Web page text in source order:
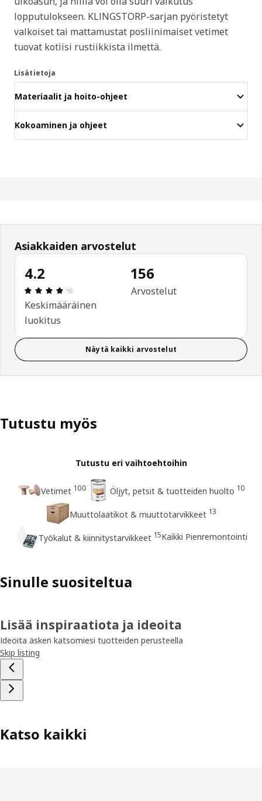
lopputulokseen. KLINGSTORP-sarjan pyöristetyt
valkoiset tai mattamustat posliinimaiset vetimet
tuovat kotiisi rustiikkista ilmettä.
Lisätietoja
Materiaalit ja hoito-ohjeet
Kokoaminen ja ohjeet
Asiakkaiden arvostelut
4.2
: 4.2 / 5 tähteä. Arvostelut yhteensä: 156
Keskimääräinen
luokitus
156
Arvostelut
Näytä kaikki arvostelut
Tutustu myös
Tutustu eri vaihtoehtoihin
Vetimet 100 Öljyt, petsit & tuotteiden huolto 10
Muuttolaatikot & muuttotarvikkeet 13
Työkalut & kiinnitystarvikkeet 15Kaikki Pienremontointi
Sinulle suositeltua
Lisää inspiraatiota ja ideoita
Ideoita äsken katsomiesi tuotteiden perusteella
Skip listing
Katso kaikki